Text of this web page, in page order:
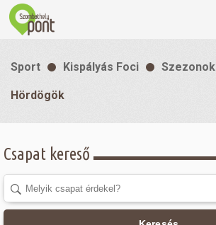
Programok
Gasztronómia
Sport Kispályás Foci Szezonok
Hördögök
Csapat kereső